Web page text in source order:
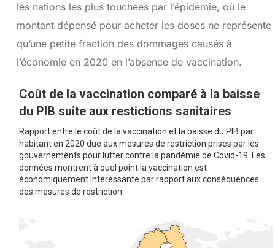
les nations les plus touchées par l’épidémie, où le
montant dépensé pour acheter les doses ne représente
qu’une petite fraction des dommages causés à
l’économie en 2020 en l’absence de vaccination.